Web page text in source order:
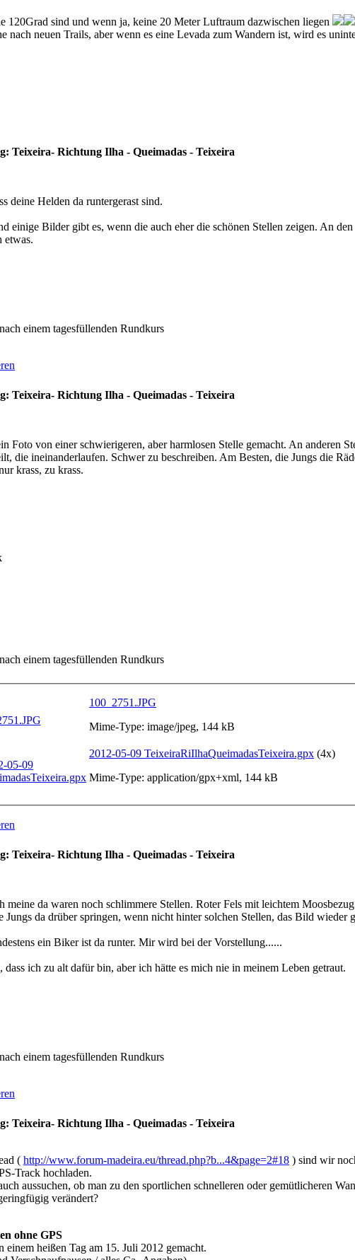
120Grad sind und wenn ja, keine 20 Meter Luftraum dazwischen liegen
nach neuen Trails, aber wenn es eine Levada zum Wandern ist, wird es
Teixeira- Richtung Ilha - Queimadas - Teixeira
deine Helden da runtergerast sind.
einige Bilder gibt es, wenn die auch eher die schönen Stellen zeigen. An
etwas.
einem tagesfüllenden Rundkurs
Teixeira- Richtung Ilha - Queimadas - Teixeira
Foto von einer schwierigeren, aber harmlosen Stelle gemacht. An anderen
die ineinanderlaufen. Schwer zu beschreiben. Am Besten, die Jungs die
krass, zu krass.
einem tagesfüllenden Rundkurs
100_2751.JPG
Mime-Type: image/jpeg, 144 kB
2012-05-09 TeixeiraRiIlhaQueimadasTeixeira.gpx (4x)
Mime-Type: application/gpx+xml, 144 kB
Teixeira- Richtung Ilha - Queimadas - Teixeira
meine da waren noch schlimmere Stellen. Roter Fels mit leichtem
da drüber springen, wenn nicht hinter solchen Stellen, das Bild wieder
ein Biker ist da runter. Mir wird bei der Vorstellung......
dass ich zu alt dafür bin, aber ich hätte es mich nie in meinem Leben getraut.
einem tagesfüllenden Rundkurs
Teixeira- Richtung Ilha - Queimadas - Teixeira
( http://www.forum-madeira.eu/thread.php?b...4&page=2#18 ) sind wir
Track hochladen.
aussuchen, ob man zu den sportlichen schnelleren oder gemütlicheren
verändert?
ohne GPS
einem heißen Tag am 15. Juli 2012 gemacht.